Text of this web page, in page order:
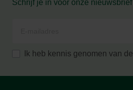
Schrijf je in voor onze nieuwsbrief
Ik heb kennis genomen van de